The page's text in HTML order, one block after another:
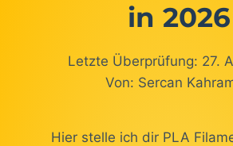
in 2026
Letzte Überprüfung: 27.
Von: Sercan
Hier stelle ich dir PLA